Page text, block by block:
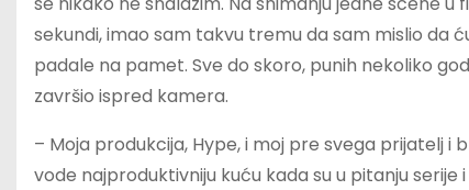
sekundi, imao sam takvu tremu da sam mislio da
padale na pamet. Sve do skoro, punih nekoliko
završio ispred kamera.
– Moja produkcija, Hype, i moj pre svega prijatelj
vode najproduktivniju kuću kada su u pitanju